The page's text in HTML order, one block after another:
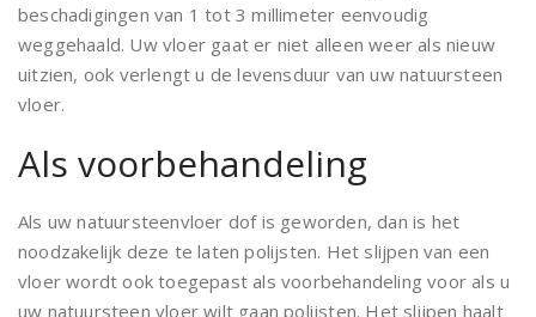
beschadigingen van 1 tot 3 millimeter eenvoudig
weggehaald. Uw vloer gaat er niet alleen weer als nieuw
uitzien, ook verlengt u de levensduur van uw natuursteen
vloer.
Als voorbehandeling
Als uw natuursteenvloer dof is geworden, dan is het
noodzakelijk deze te laten polijsten. Het slijpen van een
vloer wordt ook toegepast als voorbehandeling voor als u
uw natuursteen vloer wilt gaan polijsten. Het slijpen haalt